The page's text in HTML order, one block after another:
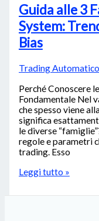
Guida alle 3
System:
Bias
Trading Automatico
Perché Conoscere
Fondamentale Nel
che spesso viene
significa
le diverse
regole e parametri
trading. Esso
Leggi tutto »